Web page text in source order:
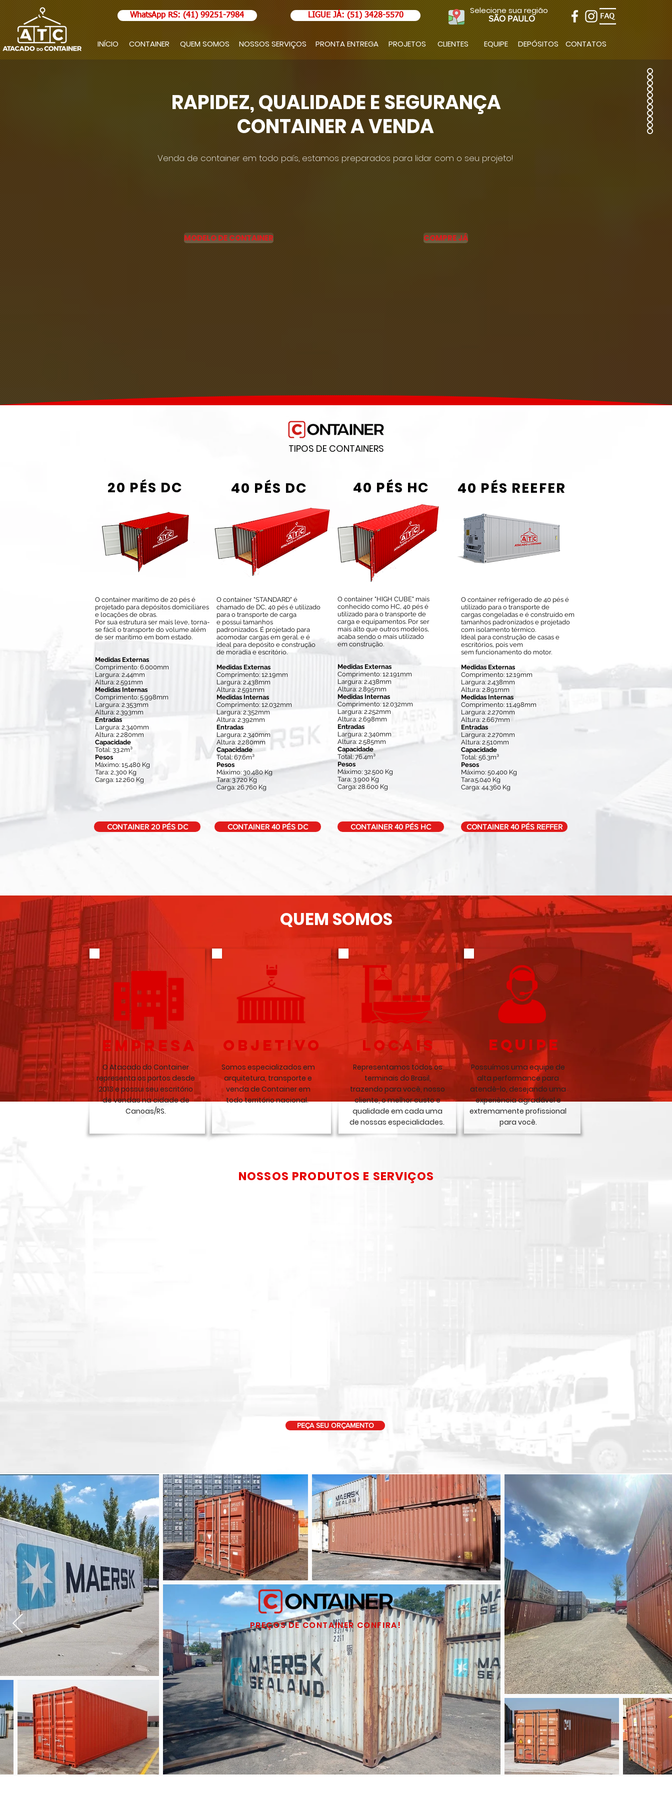
LIGUE JÁ: (51) 3428-5570
WhatsApp RS: (41) 99251-7984 SÃO PAULO
Selecione sua região
INÍCIO CONTAINER QUEM SOMOS NOSSOS SERVIÇOS PRONTA ENTREGA PROJETOS CLIENTES EQUIPE DEPÓSITOS CONTATOS
RAPIDEZ, QUALIDADE E SEGURANÇA
CONTAINER A VENDA
Venda de container em todo país, estamos preparados para lidar com o seu projeto!
MODELO DE CONTAINER COMPRE JÁ
TIPOS DE CONTAINERS
20 PÉS DC
O container marítimo de 20 pés é
projetado para depósitos domiciliares
e locações de obras.
Por sua estrutura ser mais leve, torna-
se fácil o transporte do volume além
de ser marítimo em bom estado.
Medidas Externas
Comprimento: 6.000mm
Largura: 2.44mm
Altura: 2.591mm
Medidas Internas
Comprimento: 5.998mm
Largura: 2.353mm
Altura: 2.393mm
Entradas
Largura: 2.340mm
Altura: 2.280mm
Capacidade
Total: 33.2m³
Pesos
Máximo: 15.480 Kg
Tara: 2,300 Kg
Carga: 12.260 Kg
40 PÉS DC
O container "STANDARD" é
chamado de DC, 40 pés é utilizado
para o transporte de carga
e possui tamanhos
padronizados. É projetado para
acomodar cargas em geral. e é
ideal para depósito e construção
de moradia e escritório.
Medidas Externas
Comprimento: 12.19mm
Largura: 2.438mm
Altura: 2.591mm
Medidas Internas
Comprimento: 12.032mm
Largura: 2.352mm
Altura: 2.392mm
Entradas
Largura: 2.340mm
Altura: 2.280mm
Capacidade
Total: 67.6m³
Pesos
Máximo: 30.480 Kg
Tara: 3.720 Kg
Carga: 26.760 Kg
40 PÉS HC
O container "HIGH CUBE" mais
conhecido como HC, 40 pés é
utilizado para o transporte de
carga e equipamentos. Por ser
mais alto que outros modelos,
acaba sendo o mais utilizado
em construção.
Medidas Externas
Comprimento: 12.191mm
Largura: 2.438mm
Altura: 2.895mm
Medidas Internas
Comprimento: 12.032mm
Largura: 2.252mm
Altura: 2.698mm
Entradas
Largura: 2.340mm
Altura: 2.585mm
Capacidade
Total: 76.4m³
Pesos
Máximo: 32.500 Kg
Tara: 3.900 Kg
Carga: 28.600 Kg
O container refrigerado de 40 pés é
utilizado para o transporte de
cargas congeladas e é construído em
tamanhos padronizados e projetado
com isolamento térmico.
Ideal para construção de casas e
escritórios, pois vem
sem funcionamento do motor.
Medidas Externas
Comprimento: 12.19mm
Largura: 2.438mm
Altura: 2.891mm
Medidas Internas
Comprimento: 11.498mm
Largura: 2.270mm
Altura: 2.667mm
Entradas
Largura: 2.270mm
Altura: 2.510mm
Capacidade
Total: 56.3m³
Pesos
Máximo: 50.400 Kg
Tara:5.040 Kg
Carga: 44.360 Kg
40 PÉS REEFER
CONTAINER 20 PÉS DC CONTAINER 40 PÉS DC CONTAINER 40 PÉS HC CONTAINER 40 PÉS REFFER
NOSSOS PRODUTOS E SERVIÇOS
PEÇA SEU ORÇAMENTO
QUEM SOMOS
EMPRESA OBJETIVO LOCAIS equipe
O Atacado do Container
representa os portos desde
2013 e possui seu escritório
de vendas na cidade de
Canoas/RS.
Somos especializados em
arquitetura, transporte e
venda de Container em
todo território nacional.
Representamos todos os
terminais do Brasil,
trazendo para você, nosso
cliente, o melhor custo e
qualidade em cada uma
de nossas especialidades.
Possuímos uma equipe de
alta performance para
atendê-lo, desejando uma
experiência agradável e
extremamente profissional
para você.
PREÇOS DE CONTAINER CONFIRA!